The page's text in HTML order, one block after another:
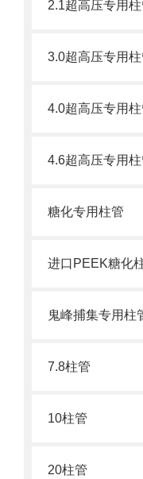
2.1超高压专用
3.0超高压专用柱
4.0超高压专用柱
4.6超高压专用柱
糖化专用柱管
进口PEEK糖化
鬼峰捕集专用柱
7.8柱管
10柱管
20柱管